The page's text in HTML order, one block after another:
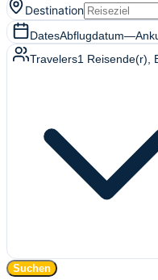
Destination
DatesAbflugdatum—
Travelers1 Reisende(r)
Suchen